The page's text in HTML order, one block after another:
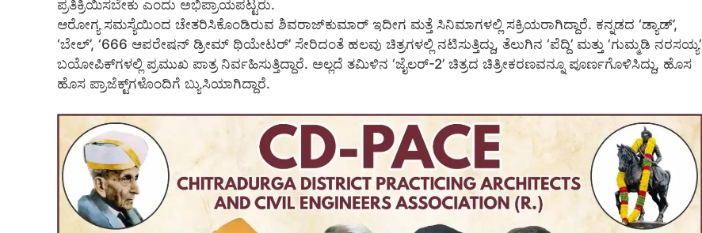
ಪ್ರತಿಕ್ರಿಯಿಸಬೇಕು ಎಂದು ಅಭಿಪ್ರಾಯಪಟ್ಟರು.
ಆರೋಗ್ಯ ಸಮಸ್ಯೆಯಿಂದ ಚೇತರಿಸಿಕೊಂಡಿರುವ ಶಿವರಾಜ್‌ಕುಮಾರ್ ಇದೀಗ ಮತ್ತೆ ಸಿನಿಮಾಗಳಲ್ಲಿ ಸಕ್ರಿಯರಾಗಿದ್ದಾರೆ. ಕನ್ನಡದ ‘ಡ್ಯಾಡ್’,
‘ಬೇಲ್’, ‘666 ಆಪರೇಷನ್ ಡ್ರೀಮ್ ಥಿಯೇಟರ್’ ಸೇರಿದಂತೆ ಹಲವು ಚಿತ್ರಗಳಲ್ಲಿ ನಟಿಸುತ್ತಿದ್ದು, ತೆಲುಗಿನ ‘ಪೆದ್ದಿ’ ಮತ್ತು ‘ಗುಮ್ಮಡಿ ನರಸಯ್ಯ’
ಬಯೋಪಿಕ್‌ಗಳಲ್ಲಿ ಪ್ರಮುಖ ಪಾತ್ರ ನಿರ್ವಹಿಸುತ್ತಿದ್ದಾರೆ. ಅಲ್ಲದೆ ತಮಿಳಿನ ‘ಜೈಲರ್-2’ ಚಿತ್ರದ ಚಿತ್ರೀಕರಣವನ್ನೂ ಪೂರ್ಣಗೊಳಿಸಿದ್ದು, ಹೊಸ
ಹೊಸ ಪ್ರಾಜೆಕ್ಟ್‌ಗಳೊಂದಿಗೆ ಬ್ಯುಸಿಯಾಗಿದ್ದಾರೆ.